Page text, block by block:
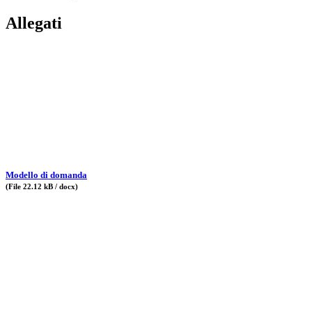
Allegati
Modello di domanda
(File 22.12 kB / docx)